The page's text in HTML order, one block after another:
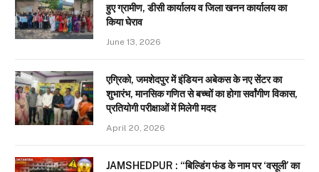
हुए ग्रामीण, डीसी कार्यालय व जिला खनन कार्यालय का
किया घेराव
June 13, 2026
एग्रिको, जमशेदपुर में इंडियन अबेकस के नए सेंटर का
शुभारंभ, मानसिक गणित से बच्चों का होगा सर्वांगीण विकास,
प्रतियोगी परीक्षाओं में मिलेगी मदद
April 20, 2026
JAMSHEDPUR : “बिल्डिंग फंड के नाम पर ‘वसूली’ का